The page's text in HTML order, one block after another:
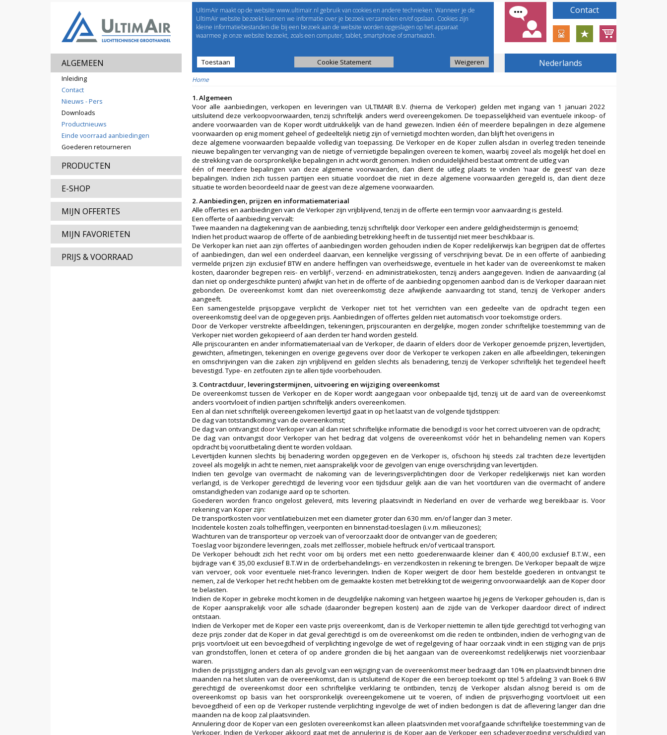
ALGEMEEN
Inleiding
Contact
Nieuws - Pers
Downloads
Productnieuws
Einde voorraad aanbiedingen
Goederen retourneren
PRODUCTEN
E-SHOP
MIJN OFFERTES
MIJN FAVORIETEN
PRIJS & VOORRAAD
EShop-nummer
Wachtwoord
Welcome toUltimAir
Prijslijst Selectie tools
UltimAir maakt op de website www.ultimair.nl gebruik van cookies en andere technieken. Wanneer je de
UltimAir website bezoekt kunnen we informatie over je bezoek verzamelen en/of opslaan. Cookies zijn
kleine informatiebestanden die bij een bezoek aan de website worden opgeslagen op het apparaat
waarmee je onze website bezoekt, zoals een computer, tablet, smartphone of smartwatch.
Toestaan Cookie Statement Weigeren Nederlands
Contact
Home
1.Algemeen
Voor alle aanbiedingen, verkopen en leveringen van ULTIMAIR B.V. (hierna de Verkoper) gelden met ingang van 1 januari 2022
uitsluitend deze verkoopvoorwaarden, tenzij schriftelijk anders werd overeengekomen. De toepasselijkheid van eventuele inkoop- of
andere voorwaarden van de Koper wordt uitdrukkelijk van de hand gewezen. Indien één of meerdere bepalingen in deze algemene
voorwaarden op enig moment geheel of gedeeltelijk nietig zijn of vernietigd mochten worden, dan blijft het overigens in
deze algemene voorwaarden bepaalde volledig van toepassing. De Verkoper en de Koper zullen alsdan in overleg treden teneinde
nieuwe bepalingen ter vervanging van de nietige of vernietigde bepalingen overeen te komen, waarbij zoveel als mogelijk het doel en
de strekking van de oorspronkelijke bepalingen in acht wordt genomen. Indien onduidelijkheid bestaat omtrent de uitleg van
één of meerdere bepalingen van deze algemene voorwaarden, dan dient de uitleg plaats te vinden ‘naar de geest’ van deze
bepalingen. Indien zich tussen partijen een situatie voordoet die niet in deze algemene voorwaarden geregeld is, dan dient deze
situatie te worden beoordeeld naar de geest van deze algemene voorwaarden.
2. Aanbiedingen, prijzen en informatiemateriaal
Alle offertes en aanbiedingen van de Verkoper zijn vrijblijvend, tenzij in de offerte een termijn voor aanvaarding is gesteld.
Een offerte of aanbieding vervalt:
Twee maanden na dagtekening van de aanbieding, tenzij schriftelijk door Verkoper een andere geldigheidstermijn is genoemd;
Indien het product waarop de offerte of de aanbieding betrekking heeft in de tussentijd niet meer beschikbaar is.
De Verkoper kan niet aan zijn offertes of aanbiedingen worden gehouden indien de Koper redelijkerwijs kan begrijpen dat de offertes
of aanbiedingen, dan wel een onderdeel daarvan, een kennelijke vergissing of verschrijving bevat. De in een offerte of aanbieding
vermelde prijzen zijn exclusief BTW en andere heffingen van overheidswege, eventuele in het kader van de overeenkomst te maken
kosten, daaronder begrepen reis- en verblijf-, verzend- en administratiekosten, tenzij anders aangegeven. Indien de aanvaarding (al
dan niet op ondergeschikte punten) afwijkt van het in de offerte of de aanbieding opgenomen aanbod dan is de Verkoper daaraan niet
gebonden. De overeenkomst komt dan niet overeenkomstig deze afwijkende aanvaarding tot stand, tenzij de Verkoper anders
aangeeft.
Een samengestelde prijsopgave verplicht de Verkoper niet tot het verrichten van een gedeelte van de opdracht tegen een
overeenkomstig deel van de opgegeven prijs. Aanbiedingen of offertes gelden niet automatisch voor toekomstige orders.
Door de Verkoper verstrekte afbeeldingen, tekeningen, prijscouranten en dergelijke, mogen zonder schriftelijke toestemming van de
Verkoper niet worden gekopieerd of aan derden ter hand worden gesteld.
Alle prijscouranten en ander informatiemateriaal van de Verkoper, de daarin of elders door de Verkoper genoemde prijzen, levertijden,
gewichten, afmetingen, tekeningen en overige gegevens over door de Verkoper te verkopen zaken en alle afbeeldingen, tekeningen
en omschrijvingen van die zaken zijn vrijblijvend en gelden slechts als benadering, tenzij de Verkoper schriftelijk het tegendeel heeft
bevestigd. Type- en zetfouten zijn te allen tijde voorbehouden.
3. Contractduur, leveringstermijnen, uitvoering en wijziging overeenkomst
De overeenkomst tussen de Verkoper en de Koper wordt aangegaan voor onbepaalde tijd, tenzij uit de aard van de overeenkomst
anders voortvloeit of indien partijen schriftelijk anders overeenkomen.
Een al dan niet schriftelijk overeengekomen levertijd gaat in op het laatst van de volgende tijdstippen:
De dag van totstandkoming van de overeenkomst;
De dag van ontvangst door Verkoper van al dan niet schriftelijke informatie die benodigd is voor het correct uitvoeren van de opdracht;
De dag van ontvangst door Verkoper van het bedrag dat volgens de overeenkomst vóór het in behandeling nemen van Kopers
opdracht bij vooruitbetaling dient te worden voldaan.
Levertijden kunnen slechts bij benadering worden opgegeven en de Verkoper is, ofschoon hij steeds zal trachten deze levertijden
zoveel als mogelijk in acht te nemen, niet aansprakelijk voor de gevolgen van enige overschrijding van levertijden.
Indien ten gevolge van overmacht de nakoming van de leveringsverplichtingen door de Verkoper redelijkerwijs niet kan worden
verlangd, is de Verkoper gerechtigd de levering voor een tijdsduur gelijk aan die van het voortduren van die overmacht of andere
omstandigheden van zodanige aard op te schorten.
Goederen worden franco ongelost geleverd, mits levering plaatsvindt in Nederland en over de verharde weg bereikbaar is. Voor
rekening van Koper zijn:
De transportkosten voor ventilatiebuizen met een diameter groter dan 630 mm. en/of langer dan 3 meter.
Incidentele kosten zoals tolheffingen, veerponten en binnenstad-toeslagen (i.v.m. milieuzones);
Wachturen van de transporteur op verzoek van of veroorzaakt door de ontvanger van de goederen;
Toeslag voor bijzondere leveringen, zoals met zelflosser, mobiele heftruck en/of verticaal transport.
De Verkoper behoudt zich het recht voor om bij orders met een netto goederenwaarde kleiner dan € 400,00 exclusief B.T.W., een
bijdrage van € 35,00 exclusief B.T.W in de orderbehandelings- en verzendkosten in rekening te brengen. De Verkoper bepaalt de wijze
van vervoer, ook voor eventuele niet-franco leveringen. Indien de Koper weigert de door hem bestelde goederen in ontvangst te
nemen, zal de Verkoper het recht hebben om de gemaakte kosten met betrekking tot de weigering onvoorwaardelijk aan de Koper door
te belasten.
Indien de Koper in gebreke mocht komen in de deugdelijke nakoming van hetgeen waartoe hij jegens de Verkoper gehouden is, dan is
de Koper aansprakelijk voor alle schade (daaronder begrepen kosten) aan de zijde van de Verkoper daardoor direct of indirect
ontstaan.
Indien de Verkoper met de Koper een vaste prijs overeenkomt, dan is de Verkoper niettemin te allen tijde gerechtigd tot verhoging van
deze prijs zonder dat de Koper in dat geval gerechtigd is om de overeenkomst om die reden te ontbinden, indien de verhoging van de
prijs voortvloeit uit een bevoegdheid of verplichting ingevolge de wet of regelgeving of haar oorzaak vindt in een stijging van de prijs
van grondstoffen, lonen et cetera of op andere gronden die bij het aangaan van de overeenkomst redelijkerwijs niet voorzienbaar
waren.
Indien de prijsstijging anders dan als gevolg van een wijziging van de overeenkomst meer bedraagt dan 10% en plaatsvindt binnen drie
maanden na het sluiten van de overeenkomst, dan is uitsluitend de Koper die een beroep toekomt op titel 5 afdeling 3 van Boek 6 BW
gerechtigd de overeenkomst door een schriftelijke verklaring te ontbinden, tenzij de Verkoper alsdan alsnog bereid is om de
overeenkomst op basis van het oorspronkelijk overeengekomene uit te voeren, of indien de prijsverhoging voortvloeit uit een
bevoegdheid of een op de Verkoper rustende verplichting ingevolge de wet of indien bedongen is dat de aflevering langer dan drie
maanden na de koop zal plaatsvinden.
Annulering door de Koper van een gesloten overeenkomst kan alleen plaatsvinden met voorafgaande schriftelijke toestemming van de
Verkoper. Indien de Verkoper akkoord gaat met de annulering is de Koper aan de Verkoper een schadevergoeding verschuldigd van